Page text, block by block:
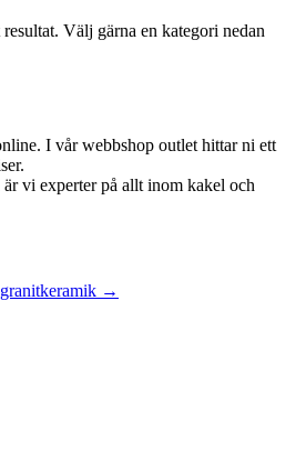
Välj gärna en kategori nedan
I vår webbshop outlet hittar ni ett
vi experter på allt inom kakel och
→